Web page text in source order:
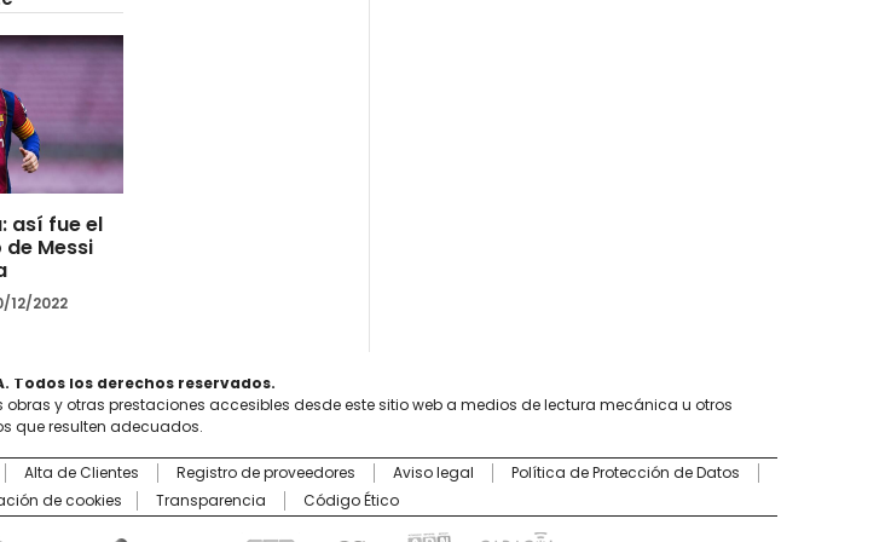
así fue el
Messi
12/2022
Todos los derechos reservados.
obras y otras prestaciones accesibles desde este sitio web a medios de lectura mecánica u otros
que resulten adecuados.
Alta de Clientes Registro de proveedores Aviso legal
Política de Protección de Datos
de cookies Transparencia Código Ético